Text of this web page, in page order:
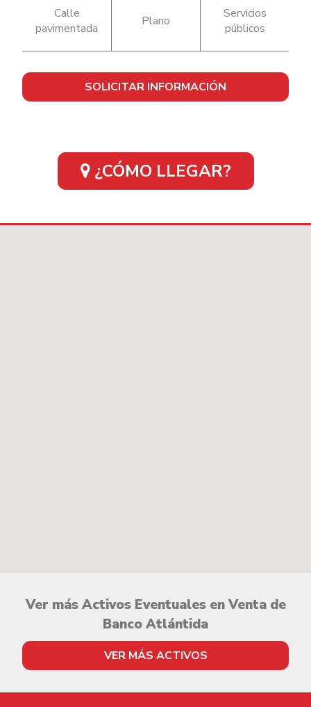
Calle
pavimentada
Plano
Servicios
públicos
SOLICITAR INFORMACIÓN
¿CÓMO LLEGAR?
Ver más Activos Eventuales en Venta de
Banco Atlántida
VER MÁS ACTIVOS